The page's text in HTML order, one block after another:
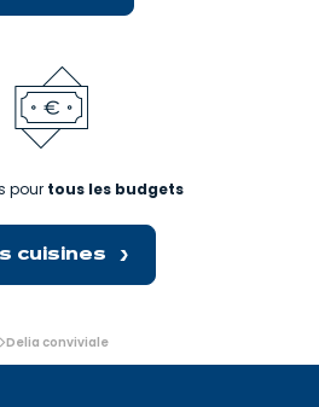
pour tous les budgets
cuisines
Delia conviviale